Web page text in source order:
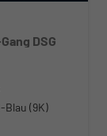
DSG
Blau (9K)